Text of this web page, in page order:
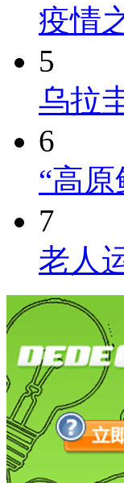
疫情
5
乌拉
6
“高
7
老人